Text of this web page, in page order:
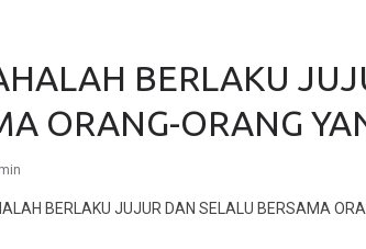
BERLAKU
ORANG-ORANG
BERLAKU JUJUR DAN SELALU BERSAMA